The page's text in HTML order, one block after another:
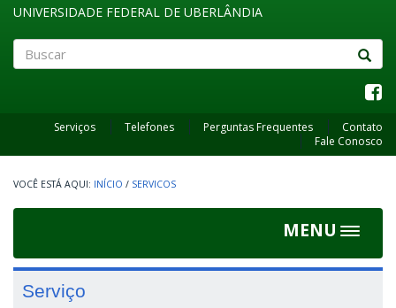
UNIVERSIDADE FEDERAL DE UBERLÂNDIA
Serviços Telefones Perguntas Frequentes
Contato
Fale Conosco
INÍCIO / SERVICOS
MENU
Toggle
Serviço